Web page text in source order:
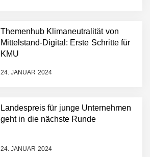
Themenhub Klimaneutralität von
Mittelstand-Digital: Erste Schritte für
KMU
24. JANUAR 2024
Landespreis für junge Unternehmen
geht in die nächste Runde
24. JANUAR 2024
Humanoider Roboter bringt
Hightech ins Stadion
Simulationsdienstleistung in
FiniteNow ermöglicht
Entwicklungsprozesse
Pyck im Employer Portrait